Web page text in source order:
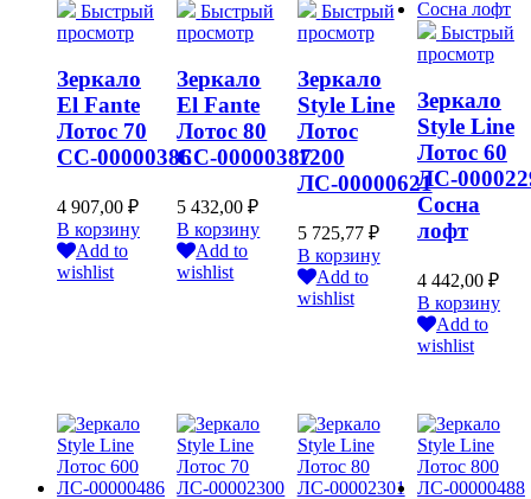
Быстрый
просмотр
Зеркало
El Fante
Лотос 70
СС-00000386
4 907,00 ₽
В корзину
Add to
wishlist
Быстрый
просмотр
Зеркало
El Fante
Лотос 80
СС-00000387
5 432,00₽
В корзину
Add to
wishlist
Быстрый
просмотр
Зеркало
Style Line
Лотос
1200
ЛС-00000621
5 725,77 ₽
В корзину
Add to
wishlist
Быстрый
просмотр
Зеркало
Style Line
Лотос 60
ЛС-
Сосна
лофт
4 442,00 ₽
В корзину
Add to
wishlist